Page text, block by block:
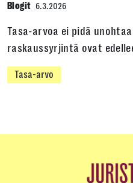
Blogit 6.3.2026
Tasa-arvoa ei pidä
raskaussyrjintä ovat
Tasa-arvo